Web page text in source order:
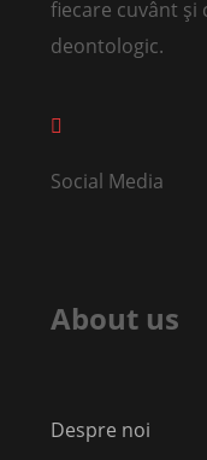
fiecare cuvânt
deontologic.
Social Media
About us
Despre noi